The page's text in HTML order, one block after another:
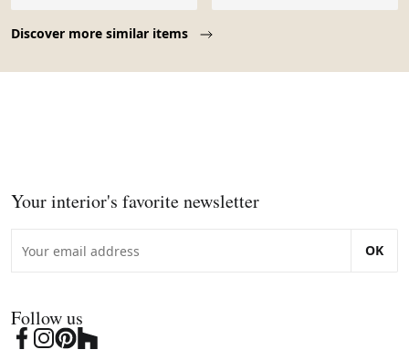
Discover more similar items
Your interior's favorite newsletter
OK
Follow us